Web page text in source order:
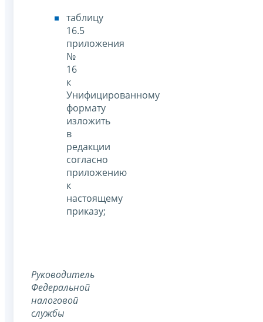
таблицу
16.5
приложения
№
16
к
Унифицированному
формату
изложить
в
редакции
согласно
приложению
к
настоящему
приказу;
Руководитель
Федеральной
налоговой
службы